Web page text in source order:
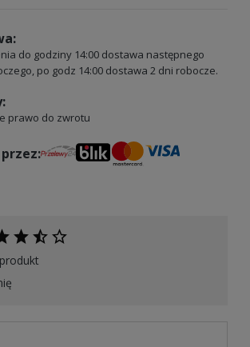
do godziny 14:00 dostawa następnego
po godz 14:00 dostawa 2 dni robocze.
prawo do zwrotu
przez: